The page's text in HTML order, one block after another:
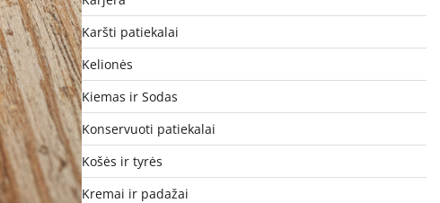
Karšti patiekalai
Kelionės
Kiemas ir Sodas
Konservuoti patiekalai
Košės ir tyrės
Kremai ir padažai